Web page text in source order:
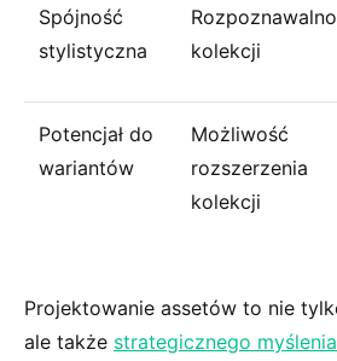
Spójność
stylistyczna
kolekcji
Potencjał do
wariantów
Możliwość
rozszerzenia
kolekcji
Projektowanie assetów to nie
ale także strategicznego